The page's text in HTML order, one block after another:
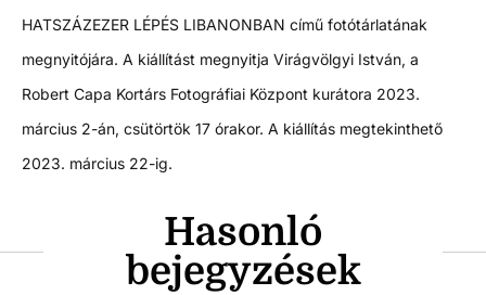
HATSZÁZEZER LÉPÉS LIBANONBAN című fotótárlatának
megnyitójára. A kiállítást megnyitja Virágvölgyi István, a
Robert Capa Kortárs Fotográfiai Központ kurátora 2023.
március 2-án, csütörtök 17 órakor. A kiállítás megtekinthető
2023. március 22-ig.
Hasonló
bejegyzések